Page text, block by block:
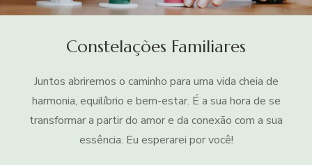
Constelações Familiares
Juntos abriremos o caminho para uma vida cheia de
harmonia, equilíbrio e bem-estar. É a sua hora de se
transformar a partir do amor e da conexão com a sua
essência. Eu esperarei por você!